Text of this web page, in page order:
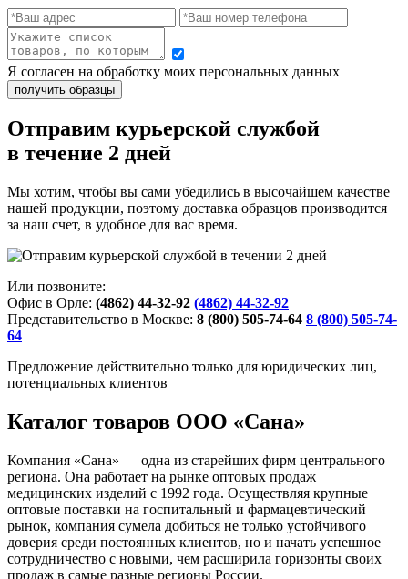
Я согласен на обработку моих персональных данных
Отправим курьерской службой
в течение 2 дней
Мы хотим, чтобы вы сами убедились в высочайшем качестве
нашей продукции, поэтому доставка образцов производится
за наш счет, в удобное для вас время.
Или позвоните:
Офис в Орле: (4862) 44-32-92 (4862) 44-32-92
Представительство в Москве: 8 (800) 505-74-64 8 (800) 505-74-
64
Предложение действительно только для юридических лиц,
потенциальных клиентов
Каталог товаров ООО «Сана»
Компания «Сана» — одна из старейших фирм центрального
региона. Она работает на рынке оптовых продаж
медицинских изделий с 1992 года. Осуществляя крупные
оптовые поставки на госпитальный и фармацевтический
рынок, компания сумела добиться не только устойчивого
доверия среди постоянных клиентов, но и начать успешное
сотрудничество с новыми, чем расширила горизонты своих
продаж в самые разные регионы России.